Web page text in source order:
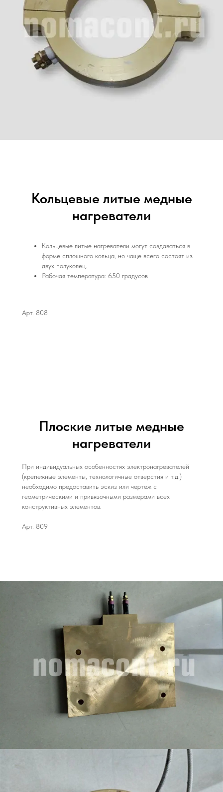
Кольцевые литые медные
нагреватели
Кольцевые литые нагреватели могут создаваться в
форме сплошного кольца, но чаще всего состоят из
двух полуколец.
Рабочая температура: 650 градусов
Арт. 808
Плоские литые медные
нагреватели
При индивидуальных особенностях электронагревателей
(крепежные элементы, технологичные отверстия и т.д.)
необходимо предоставить эскиз или чертеж с
геометрическими и привязочными размерами всех
конструктивных элементов.
Арт. 809